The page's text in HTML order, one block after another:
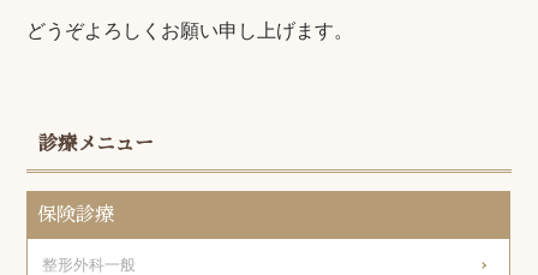
どうぞよろしくお願い申し上げます。
診療メニュー
保険診療
整形外科一般